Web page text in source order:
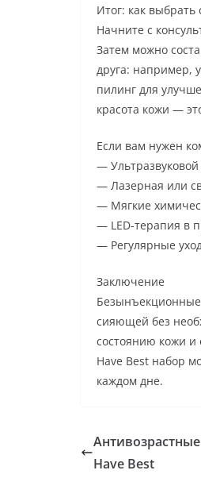
Итог: как
Начните с
Затем можно
друга: например,
пилинг для
красота кожи —
Если вам нужен
— Ультразвуковой
— Лазерная или
— Мягкие
— LED-терапия в
— Регулярные
Заключение
сияющей без
состоянию кожи и
Have Best набор
каждом дне.
Have Best